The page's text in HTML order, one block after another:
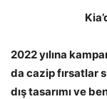
2022 yılına
da cazip fırsatlar
dış tasarımı ve